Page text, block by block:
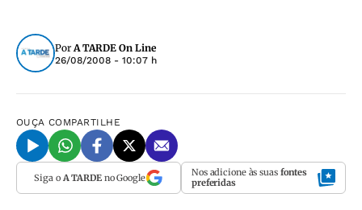
PorA TARDE On Line
26/08/2008 - 10:07 h
OUÇA COMPARTILHE
Siga o A TARDEno Google Nos adicione às suas fontes
preferidas